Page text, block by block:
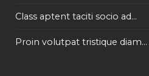
Class aptent taciti socio ad...
Proin volutpat tristique diam...